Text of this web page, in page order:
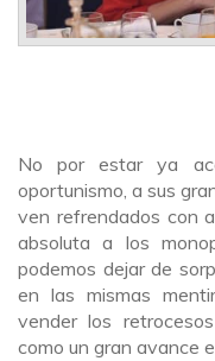
No por estar ya
oportunismo, a sus
ven refrendados con
absoluta a los
podemos dejar de
en las mismas
vender los
como un gran avance